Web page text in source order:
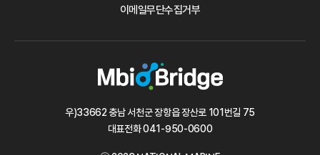
이메일무단수집거부
우)33662 충남 서천군 장항읍 장산로 101번길 75
대표전화041-950-0600